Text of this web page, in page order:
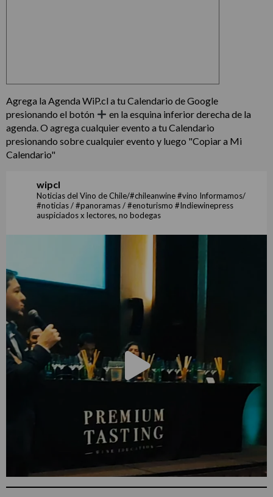
Agrega la Agenda WiP.cl a tu Calendario de Google
presionando el botón
en la esquina inferior derecha de la
agenda. O agrega cualquier evento a tu Calendario
presionando sobre cualquier evento y luego "Copiar a Mi
Calendario"
wipcl
Noticias del Vino de Chile/#chileanwine #vino Informamos/
#noticias / #panoramas / #enoturismo #Indiewinepress
auspiciados x lectores, no bodegas